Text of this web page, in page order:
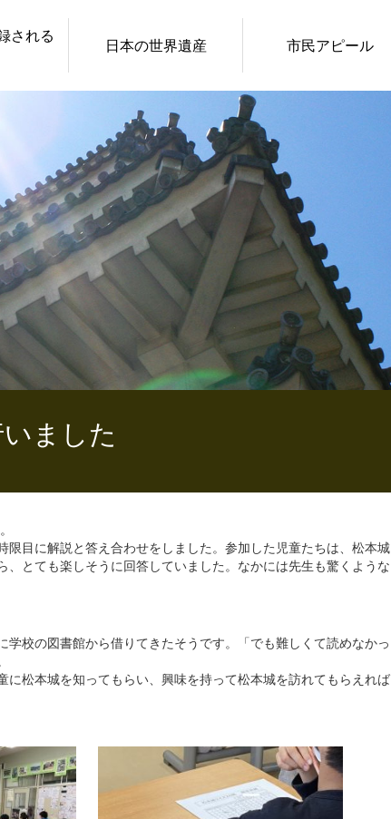
される
日本の世界遺産 市民アピール
ました
目に解説と答え合わせをしました。参加した児童たちは、松本城
とても楽しそうに回答していました。なかには先生も驚くような
校の図書館から借りてきたそうです。「でも難しくて読めなかっ
松本城を知ってもらい、興味を持って松本城を訪れてもらえれば